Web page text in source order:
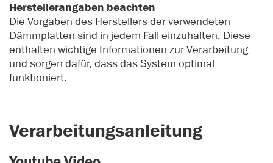
Herstellerangaben beachten
Die Vorgaben des Herstellers der verwendeten
Dämmplatten sind in jedem Fall einzuhalten. Diese
enthalten wichtige Informationen zur Verarbeitung
und sorgen dafür, dass das System optimal
funktioniert.
Verarbeitungsanleitung